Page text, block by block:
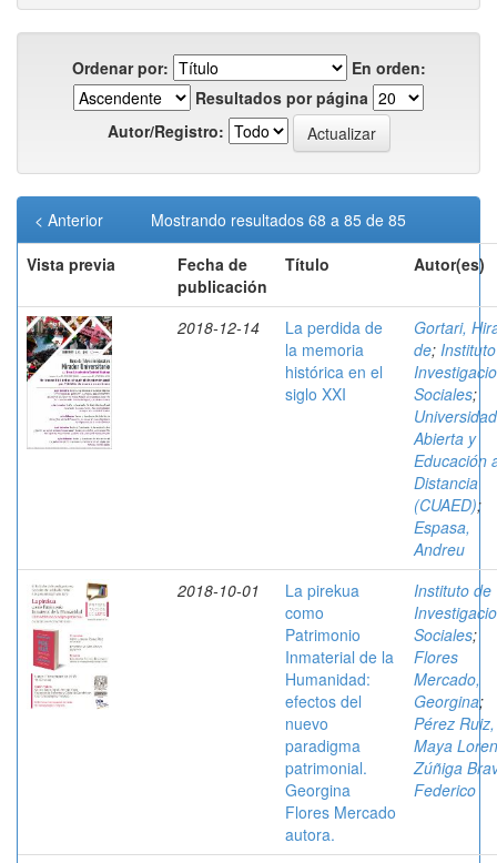
Ordenar por:
En orden:
Resultados por página
Autor/Registro:
Mostrando resultados 68 a 85 de 85
< Anterior
Vista previa
Fecha de
publicación
Título Autor(es)
2018-12-14
La perdida de
la memoria
histórica en el
siglo XXI
Gortari,
de;
Sociales;
Universidad
Abierta y
Educación
Distancia
(CUAED);
Espasa,
Andreu
2018-10-01
La pirekua
como
Patrimonio
Inmaterial de la
Humanidad:
efectos del
nuevo
paradigma
patrimonial.
Georgina
Flores Mercado
autora.
Instituto de
Sociales;
Flores
Mercado,
Georgina;
Pérez Ruiz,
Maya
Zúñiga
Federico